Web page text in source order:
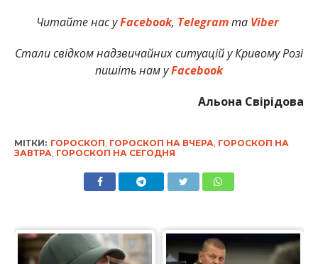
Читайте нас уFacebook, Telegramта Viber
Стали свідком надзвичайних ситуацій у Кривому Розі
пишіть нам уFacebook
Альона Свірідова
МІТКИ: ГОРОСКОП, ГОРОСКОП НА ВЧЕРА, ГОРОСКОП НА
ЗАВТРА, ГОРОСКОП НА СЕГОДНЯ